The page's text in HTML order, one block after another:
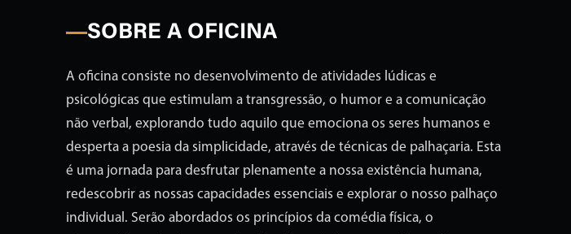
SOBRE A OFICINA
A oficina consiste no desenvolvimento de atividades lúdicas e
psicológicas que estimulam a transgressão, o humor e a comunicação
não verbal, explorando tudo aquilo que emociona os seres humanos e
desperta a poesia da simplicidade, através de técnicas de palhaçaria. Esta
é uma jornada para desfrutar plenamente a nossa existência humana,
redescobrir as nossas capacidades essenciais e explorar o nosso palhaço
individual. Serão abordados os princípios da comédia física, o